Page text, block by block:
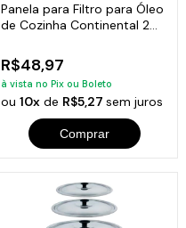
Panela para Filtro para Óleo
de Cozinha Continental 2
R$48,97
à vista no Pix ou Boleto
ou 10xde R$5,27 sem juros
Comprar